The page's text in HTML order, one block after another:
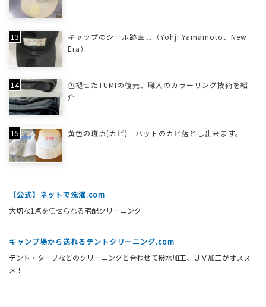
キャップのシール跡直し（Yohji Yamamoto、New
Era）
色褪せたTUMIの復元、職人のカラーリング技術を紹
介
黄色の斑点(カビ) ハットのカビ落とし出来ます。
【公式】ネットで洗濯.com
大切な1点を任せられる宅配クリーニング
キャンプ場から送れるテントクリーニング.com
テント・タープなどのクリーニングと合わせて撥水加工、ＵＶ加工がオスス
メ！